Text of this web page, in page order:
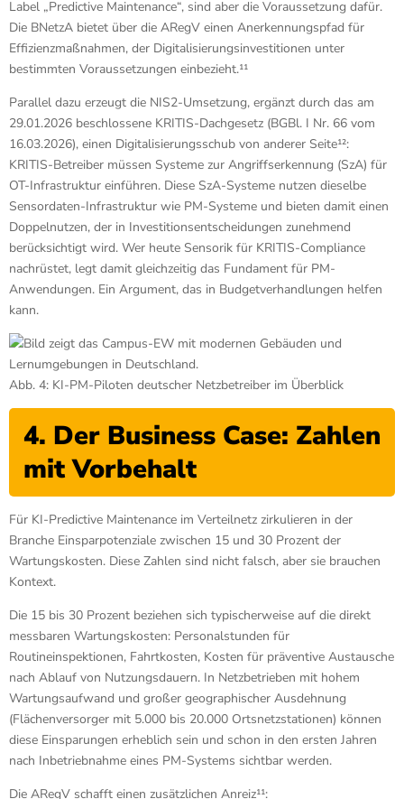
Label „Predictive Maintenance“, sind aber die Voraussetzung dafür.
Die BNetzA bietet über die ARegV einen Anerkennungspfad für
Effizienzmaßnahmen, der Digitalisierungsinvestitionen unter
bestimmten Voraussetzungen einbezieht.¹¹
Parallel dazu erzeugt die NIS2-Umsetzung, ergänzt durch das am
29.01.2026 beschlossene KRITIS-Dachgesetz (BGBl. I Nr. 66 vom
16.03.2026), einen Digitalisierungsschub von anderer Seite¹²:
KRITIS-Betreiber müssen Systeme zur Angriffserkennung (SzA) für
OT-Infrastruktur einführen. Diese SzA-Systeme nutzen dieselbe
Sensordaten-Infrastruktur wie PM-Systeme und bieten damit einen
Doppelnutzen, der in Investitionsentscheidungen zunehmend
berücksichtigt wird. Wer heute Sensorik für KRITIS-Compliance
nachrüstet, legt damit gleichzeitig das Fundament für PM-
Anwendungen. Ein Argument, das in Budgetverhandlungen helfen
kann.
Abb. 4: KI-PM-Piloten deutscher Netzbetreiber im Überblick
4. Der Business Case: Zahlen
mit Vorbehalt
Für KI-Predictive Maintenance im Verteilnetz zirkulieren in der
Branche Einsparpotenziale zwischen 15 und 30 Prozent der
Wartungskosten. Diese Zahlen sind nicht falsch, aber sie brauchen
Kontext.
Die 15 bis 30 Prozent beziehen sich typischerweise auf die direkt
messbaren Wartungskosten: Personalstunden für
Routineinspektionen, Fahrtkosten, Kosten für präventive Austausche
nach Ablauf von Nutzungsdauern. In Netzbetrieben mit hohem
Wartungsaufwand und großer geographischer Ausdehnung
(Flächenversorger mit 5.000 bis 20.000 Ortsnetzstationen) können
diese Einsparungen erheblich sein und schon in den ersten Jahren
nach Inbetriebnahme eines PM-Systems sichtbar werden.
Die ARegV schafft einen zusätzlichen Anreiz¹¹: